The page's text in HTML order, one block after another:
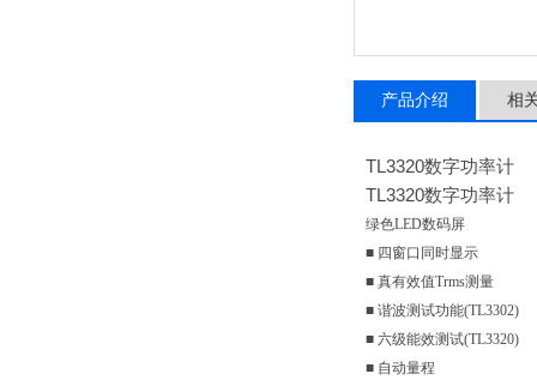
产品介绍 相
TL3320数字功率计
TL3320数字功率计
绿色LED数码屏
■ 四窗口同时显示
■ 真有效值Trms测量
■ 谐波测试功能(TL3302)
■ 六级能效测试(TL3320)
■ 自动量程